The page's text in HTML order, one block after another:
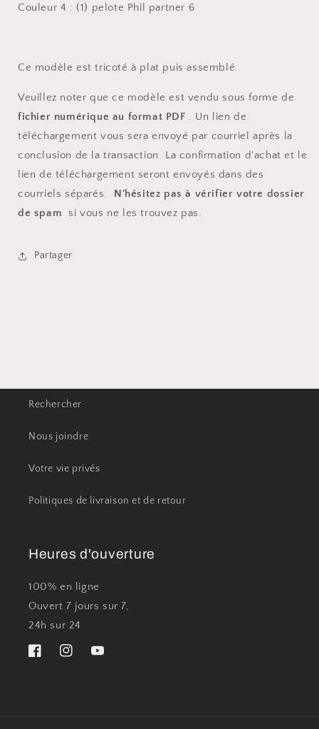
Couleur 4 : (1) pelote Phil partner 6
Ce modèle est tricoté à plat puis assemblé.
Veuillez noter que ce modèle est vendu sous forme de
fichier numérique au format PDF . Un lien de
téléchargement vous sera envoyé par courriel après la
conclusion de la transaction. La confirmation d'achat et le
lien de téléchargement seront envoyés dans des
courriels séparés. N'hésitez pas à vérifier votre dossier
de spam
si vous ne les trouvez pas.
Partager
Rechercher
Nous joindre
Votre vie privés
Politiques de livraison et de retour
Heures d'ouverture
100% en ligne
Ouvert 7 jours sur 7,
24h sur 24
FacebookInstagramYouTube